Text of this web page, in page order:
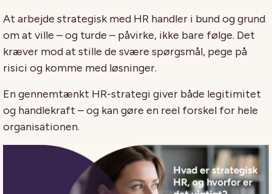
At arbejde strategisk med HR handler i bund og grund
om at ville – og turde – påvirke, ikke bare følge. Det
kræver mod at stille de svære spørgsmål, pege på
risici og komme med løsninger.
En gennemtænkt HR-strategi giver både legitimitet
og handlekraft – og kan gøre en reel forskel for hele
organisationen.